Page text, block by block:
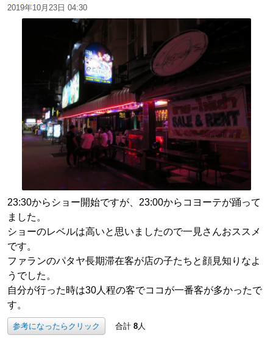
2019年10月23日 04:30
23:30からショー開始ですが、23:00からコヨーテが踊って
ました。
ショーのレベルは高いと思いましたので一見さんおススメ
です。
ファランのパタヤ長期滞在客が店の子たちと顔見知りなよ
うでした。
自分が行った時は30人程の客でココが一番客が多かったで
す。
参考になったらクリック 合計 8人